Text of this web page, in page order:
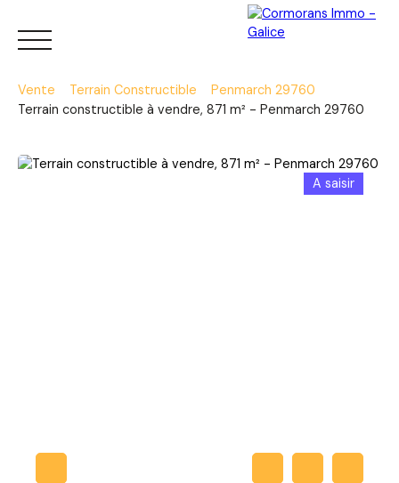
Vente Terrain Constructible
Penmarch 29760
Terrain constructible à vendre, 871 m² - Penmarch 29760
A saisir